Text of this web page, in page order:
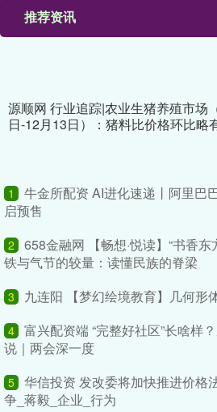
推荐资讯
源顺网 行业追踪|农业生猪养殖市场
日-12月13日）：猪料比价格环比略
1
牛金所配资 AI进化速递丨阿里巴
启预售
2
658金融网 【畅想·悦读】“书香
铁与气节的较量：读懂民族的脊梁
3 九连阳 【梦幻绘境教育】几何形
4 富兴配资端 “完整好社区”长啥样
说｜两会深一度
5 华信投资 发改委将加快推进价格
争_蒋毅_企业_行为